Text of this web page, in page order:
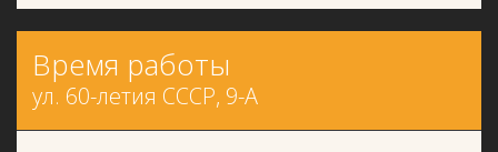
Время работы
ул. 60-летия СССР, 9-А